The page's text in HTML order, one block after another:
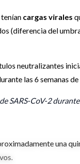
cargas virales
(diferencia del
neutralizantes
las 6 semanas
SARS-CoV-2
una